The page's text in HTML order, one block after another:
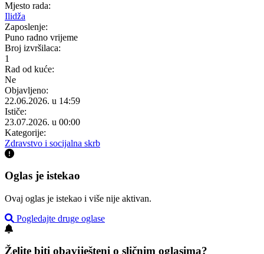
Mjesto rada:
Ilidža
Zaposlenje:
Puno radno vrijeme
Broj izvršilaca:
1
Rad od kuće:
Ne
Objavljeno:
22.06.2026. u 14:59
Ističe:
23.07.2026. u 00:00
Kategorije:
Zdravstvo i socijalna skrb
Oglas je istekao
Ovaj oglas je istekao i više nije aktivan.
Pogledajte druge oglase
Želite biti obaviješteni o sličnim oglasima?